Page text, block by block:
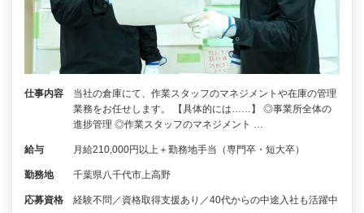
仕事内容
当社の倉庫にて、作業スタッフのマネジメントや在庫の管理
業務をお任せします。 【具体的には……】 ◎事業所全体の
進捗管理 ◎作業スタッフのマネジメント …
給与 月給210,000円以上＋勤務地手当（専門卒・短大卒）
勤務地 千葉県八千代市上高野
応募資格 経験不問／資格取得支援あり／40代からの中途入社も活躍中